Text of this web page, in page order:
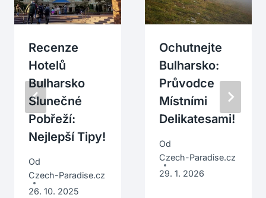
Recenze
Hotelů
Bulharsko
Slunečné
Pobřeží:
Nejlepší Tipy!
Od
Czech-Paradise.cz
26. 10. 2025
Ochutnejte
Bulharsko:
Průvodce
Místními
Delikatesami!
Od
Czech-Paradise.cz
29. 1. 2026